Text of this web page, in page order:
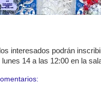
interesados podrán
14 a las 12:00 en la